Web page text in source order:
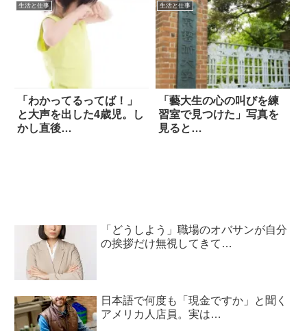
生活と仕事
「わかってるってば！」
と大声を出した4歳児。し
かし直後…
生活と仕事
「藝大生の心の叫びを練
習室で見つけた」写真を
見ると…
「どうしよう」職場のオバサンが自分
の挨拶だけ無視してきて…
日本語で何度も「現金ですか」と聞く
アメリカ人店員。実は…